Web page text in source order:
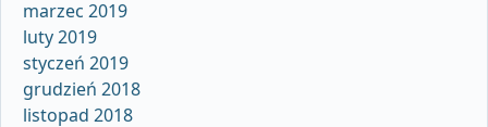
marzec 2019
luty 2019
styczeń 2019
grudzień 2018
listopad 2018